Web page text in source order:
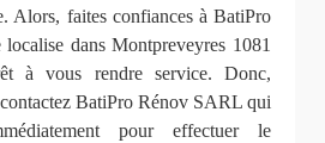
Alors, faites confiances à BatiPro
dans Montpreveyres 1081
à vous rendre service. Donc,
contactez BatiPro Rénov SARL qui
pour effectuer le